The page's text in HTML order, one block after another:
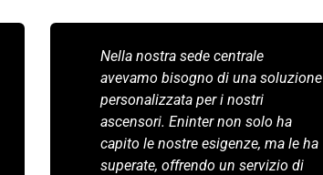
Nella nostra sede centrale
avevamo bisogno di una soluzione
personalizzata per i nostri
ascensori. Eninter non solo ha
capito le nostre esigenze, ma le ha
superate, offrendo un servizio di